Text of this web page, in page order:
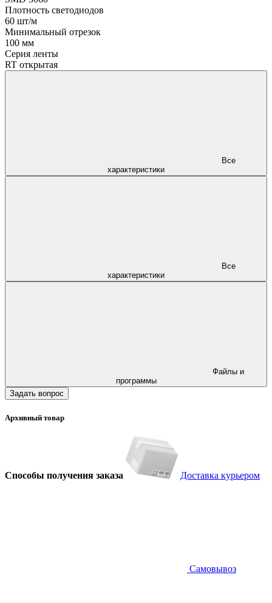
Плотность светодиодов
60 шт/м
Минимальный отрезок
100 мм
Серия ленты
RT открытая
характеристики
характеристики
программы
Задать вопрос
Архивный товар
Способы получения заказа Доставка курьером
Самовывоз